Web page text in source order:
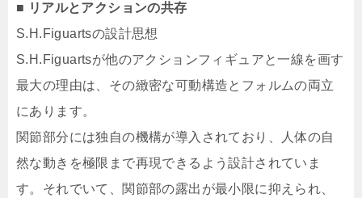
■ リアルとアクションの共存
S.H.Figuartsの設計思想
S.H.Figuartsが他のアクションフィギュアと一線を画す
最大の理由は、その緻密な可動構造とフォルムの両立
にあります。
関節部分には独自の機構が導入されており、人体の自
然な動きを極限まで再現できるよう設計されていま
す。それでいて、関節部の露出が最小限に抑えられ、